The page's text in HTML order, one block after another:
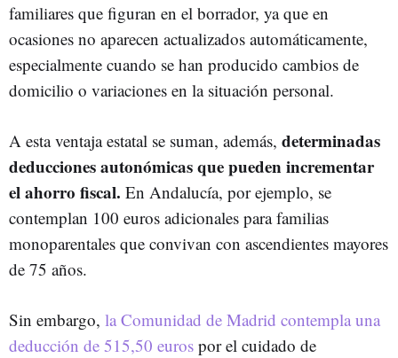
familiares que figuran en el borrador, ya que en
ocasiones no aparecen actualizados automáticamente,
especialmente cuando se han producido cambios de
domicilio o variaciones en la situación personal.
A esta ventaja estatal se suman, además, determinadas
deducciones autonómicas que pueden incrementar
el ahorro fiscal. En Andalucía, por ejemplo, se
contemplan 100 euros adicionales para familias
monoparentales que convivan con ascendientes mayores
de 75 años.
Sin embargo, la Comunidad de Madrid contempla una
deducción de 515,50 euros por el cuidado de